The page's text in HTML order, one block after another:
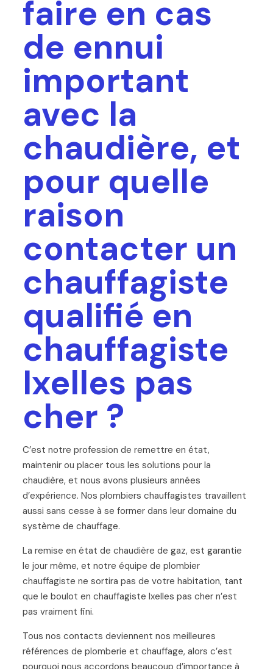
faire en cas
de ennui
important
avec la
chaudière, et
pour quelle
raison
contacter un
chauffagiste
qualifié en
chauffagiste
Ixelles pas
cher ?
C’est notre profession de remettre en état,
maintenir ou placer tous les solutions pour la
chaudière, et nous avons plusieurs années
d’expérience. Nos plombiers chauffagistes travaillent
aussi sans cesse à se former dans leur domaine du
système de chauffage.
La remise en état de chaudière de gaz, est garantie
le jour même, et notre équipe de plombier
chauffagiste ne sortira pas de votre habitation, tant
que le boulot en chauffagiste Ixelles pas cher n’est
pas vraiment fini.
Tous nos contacts deviennent nos meilleures
références de plomberie et chauffage, alors c’est